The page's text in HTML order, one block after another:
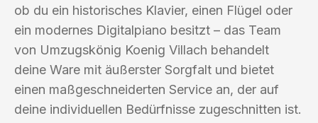
ob du ein historisches Klavier, einen Flügel oder
ein modernes Digitalpiano besitzt – das Team
von Umzugskönig Koenig Villach behandelt
deine Ware mit äußerster Sorgfalt und bietet
einen maßgeschneiderten Service an, der auf
deine individuellen Bedürfnisse zugeschnitten ist.